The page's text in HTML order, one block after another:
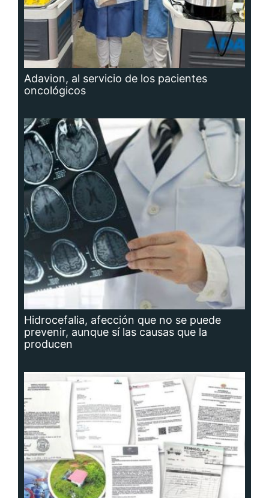
Adavion, al servicio de los pacientes
oncológicos
Hidrocefalia, afección que no se puede
prevenir, aunque sí las causas que la
producen